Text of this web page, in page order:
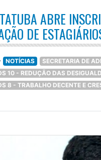
ABRE
DE
NOTÍCIAS SECRETARIA DE
10 - REDUÇÃO DAS
8 - TRABALHO DECENTE E